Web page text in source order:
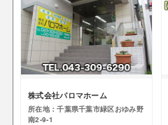
株式会社パロマホーム
所在地：千葉県千葉市緑区おゆみ野
南2-9-1